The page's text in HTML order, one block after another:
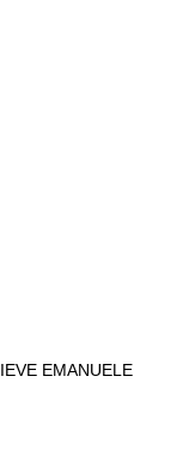
EMANUELE